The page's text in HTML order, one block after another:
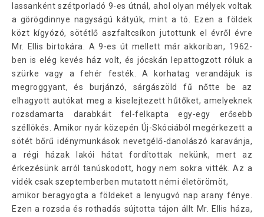
lassanként szétporladó 9-es útnál, ahol olyan mélyek voltak
a görögdinnye nagyságú kátyúk, mint a tó. Ezen a földek
közt kígyózó, sötétlő aszfaltcsíkon jutottunk el évről évre
Mr. Ellis birtokára. A 9-es út mellett már akkoriban, 1962-
ben is elég kevés ház volt, és jócskán lepattogzott róluk a
szürke vagy a fehér festék. A korhatag verandájuk is
megroggyant, és burjánzó, sárgászöld fű nőtte be az
elhagyott autókat meg a kiselejtezett hűtőket, amelyeknek
rozsdamarta darabkáit fel-felkapta egy-egy erősebb
széllökés. Amikor nyár közepén Új-Skóciából megérkezett a
sötét bőrű idénymunkások nevetgélő-danolászó karavánja,
a régi házak lakói hátat fordítottak nekünk, mert az
érkezésünk arról tanúskodott, hogy nem sokra vitték. Az a
vidék csak szeptemberben mutatott némi életörömöt,
amikor beragyogta a földeket a lenyugvó nap arany fénye.
Ezen a rozsda és rothadás sújtotta tájon állt Mr. Ellis háza,